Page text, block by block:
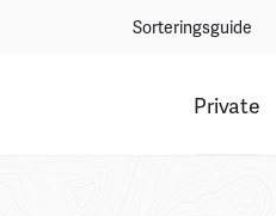
Sorteringsguide
Private